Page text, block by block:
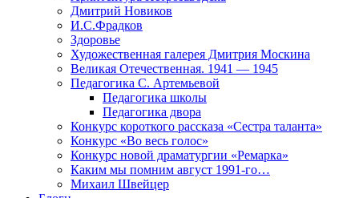
Дмитрий Новиков
И.С.Фрадков
Здоровье
Художественная галерея Дмитрия Москина
Великая Отечественная. 1941 — 1945
Педагогика С. Артемьевой
Педагогика школы
Педагогика двора
Конкурс короткого рассказа «Сестра таланта»
Конкурс «Во весь голос»
Конкурс новой драматургии «Ремарка»
Каким мы помним август 1991-го…
Михаил Швейцер